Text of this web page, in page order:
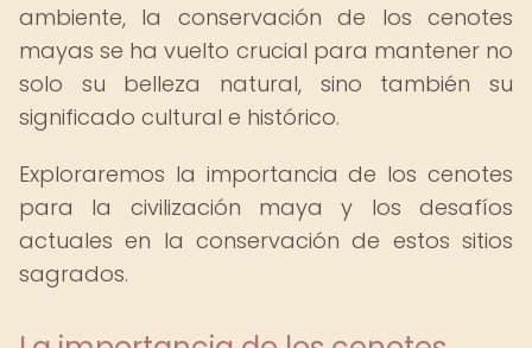
ambiente, la conservación de los cenotes
mayas se ha vuelto crucial para mantener no
solo su belleza natural, sino también su
significado cultural e histórico.
Exploraremos la importancia de los cenotes
para la civilización maya y los desafíos
actuales en la conservación de estos sitios
sagrados.